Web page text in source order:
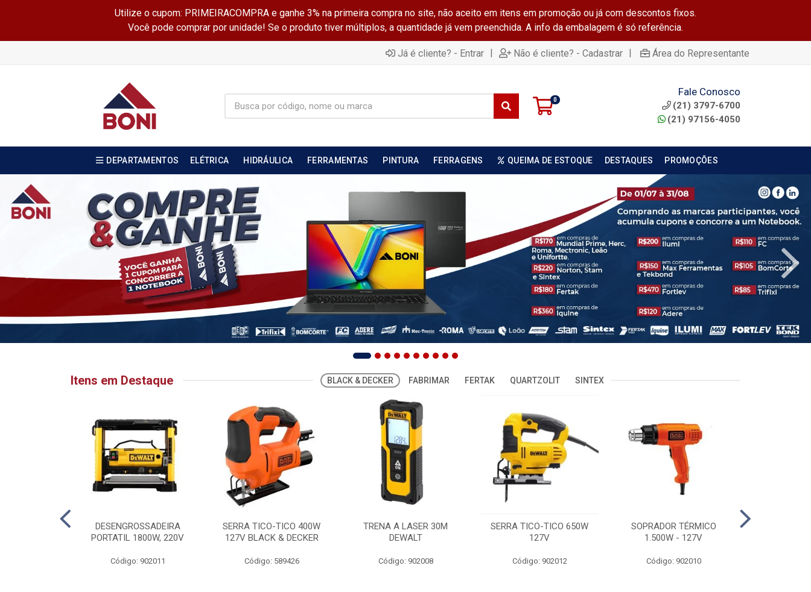
Utilize o cupom: PRIMEIRACOMPRA e ganhe 3% na primeira compra no site, não aceito em itens em promoção ou já com descontos fixos.
Você pode comprar por unidade! Se o produto tiver múltiplos, a quantidade já vem preenchida. A info da embalagem é só referência.
Já é cliente? - Entrar | Não é cliente? - Cadastrar | Área do Representante
0
Fale Conosco
(21) 3797-6700
(21) 97156-4050
DEPARTAMENTOS ELÉTRICA HIDRÁULICA FERRAMENTAS PINTURA FERRAGENS QUEIMA DE ESTOQUE DESTAQUES PROMOÇÕES
Itens em Destaque BLACK & DECKER FABRIMAR FERTAK QUARTZOLIT SINTEX
DESENGROSSADEIRA
PORTATIL 1800W, 220V
Código: 902011
SERRA TICO-TICO 400W
127V BLACK & DECKER
Código: 589426
TRENA A LASER 30M
DEWALT
Código: 902008
SERRA TICO-TICO 650W
127V
Código: 902012
SOPRADOR TÉRMICO
1.500W - 127V
Código: 902010